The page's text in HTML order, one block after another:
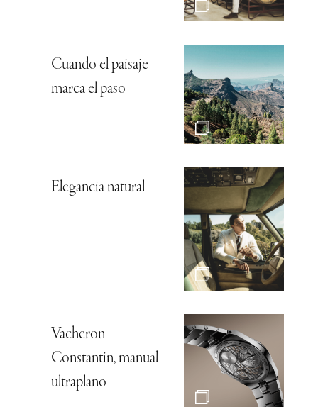
Cuando el paisaje
marca el paso
Elegancia natural
Vacheron
Constantin, manual
ultraplano